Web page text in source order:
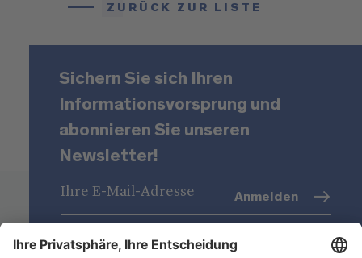
ZURÜCK ZUR LISTE
Sichern Sie sich Ihren
Informationsvorsprung und
abonnieren Sie unseren
Newsletter!
Datenschutz (Info)
Anmelden